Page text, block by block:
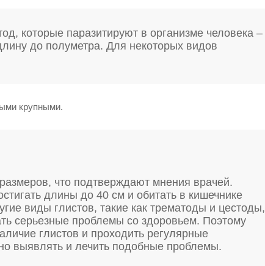
которые паразитируют в организме человека –
до полуметра. Для некоторых видов
крупными.
что подтверждают мнения врачей.
длины до 40 см и обитать в кишечнике
виды глистов, такие как трематоды и цестоды,
серьезные проблемы со здоровьем. Поэтому
глистов и проходить регулярные
выявлять и лечить подобные проблемы.